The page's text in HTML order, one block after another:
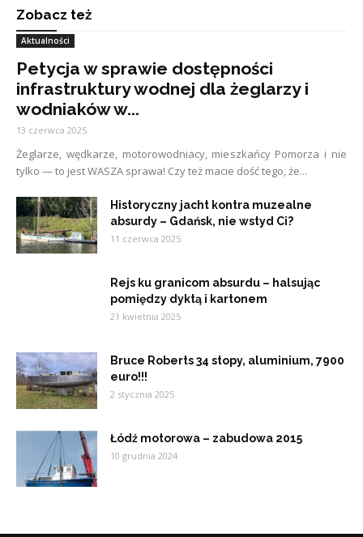
Zobacz też
Aktualności
Petycja w sprawie dostępności
infrastruktury wodnej dla żeglarzy i
wodniaków w...
13 czerwca 2025
Żeglarze, wędkarze, motorowodniacy, mieszkańcy Pomorza i nie
tylko — to jest WASZA sprawa! Czy też macie dość tego, że...
Historyczny jacht kontra muzealne
absurdy – Gdańsk, nie wstyd Ci?
11 czerwca 2025
Rejs ku granicom absurdu – halsując
pomiędzy dyktą i kartonem
21 kwietnia 2025
Bruce Roberts 34 stopy, aluminium, 7900
euro!!!
2 stycznia 2025
Łódź motorowa – zabudowa 2015
10 grudnia 2024